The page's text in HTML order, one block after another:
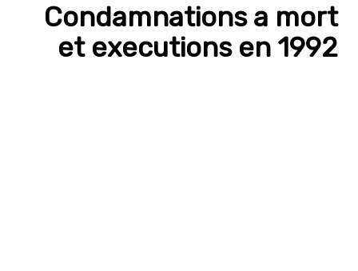
Condamnations a mort
et executions en 1992